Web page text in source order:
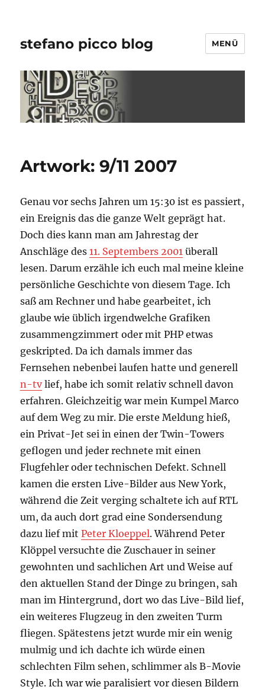
stefano picco blog MENÜ
Artwork: 9/11 2007
Genau vor sechs Jahren um 15:30 ist es passiert,
ein Ereignis das die ganze Welt geprägt hat.
Doch dies kann man am Jahrestag der
Anschläge des11. Septembers 2001 überall
lesen. Darum erzähle ich euch mal meine kleine
persönliche Geschichte von diesem Tage. Ich
saß am Rechner und habe gearbeitet, ich
glaube wie üblich irgendwelche Grafiken
zusammengzimmert oder mit PHP etwas
geskripted. Da ich damals immer das
Fernsehen nebenbei laufen hatte und generell
n-tvlief, habe ich somit relativ schnell davon
erfahren. Gleichzeitig war mein Kumpel Marco
auf dem Weg zu mir. Die erste Meldung hieß,
ein Privat-Jet sei in einen der Twin-Towers
geflogen und jeder rechnete mit einen
Flugfehler oder technischen Defekt. Schnell
kamen die ersten Live-Bilder aus New York,
während die Zeit verging schaltete ich auf RTL
um, da auch dort grad eine Sondersendung
dazu lief mitPeter Kloeppel. Während Peter
Klöppel versuchte die Zuschauer in seiner
gewohnten und sachlichen Art und Weise auf
den aktuellen Stand der Dinge zu bringen, sah
man im Hintergrund, dort wo das Live-Bild lief,
ein weiteres Flugzeug in den zweiten Turm
fliegen. Spätestens jetzt wurde mir ein wenig
mulmig und ich dachte ich würde einen
schlechten Film sehen, schlimmer als B-Movie
Style. Ich war wie paralisiert vor diesen Bildern